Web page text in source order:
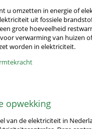
u omzetten in energie of
uit fossiele
grote hoeveelheid
verwarming van huizen
worden in elektriciteit.
opwekking
van de elektriciteit in